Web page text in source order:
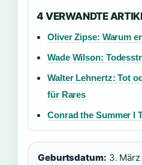
4 VERWANDTE
Oliver Zipse: Warum
Wade Wilson:
Walter Lehnertz: Tot
für Rares
Conrad the Summer I
Geburtsdatum: 3.